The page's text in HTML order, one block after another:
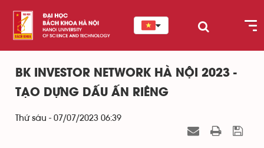
BK INVESTOR NETWORK HÀ NỘI 2023 -
TẠO DỰNG DẤU ẤN RIÊNG
Thứ sáu - 07/07/2023 06:39